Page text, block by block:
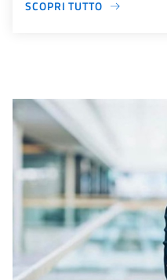
SCOPRI TUTTO